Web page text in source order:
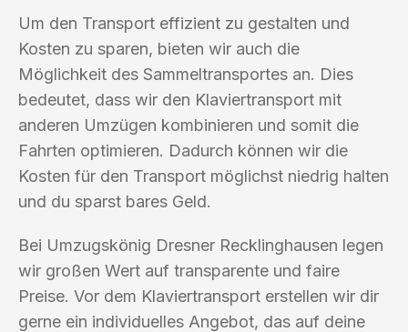
Um den Transport effizient zu gestalten und
Kosten zu sparen, bieten wir auch die
Möglichkeit des Sammeltransportes an. Dies
bedeutet, dass wir den Klaviertransport mit
anderen Umzügen kombinieren und somit die
Fahrten optimieren. Dadurch können wir die
Kosten für den Transport möglichst niedrig halten
und du sparst bares Geld.
Bei Umzugskönig Dresner Recklinghausen legen
wir großen Wert auf transparente und faire
Preise. Vor dem Klaviertransport erstellen wir dir
gerne ein individuelles Angebot, das auf deine